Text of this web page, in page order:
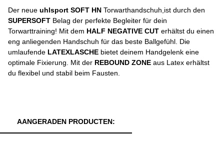
Der neue uhlsport SOFT HN Torwarthandschuh,ist durch den
SUPERSOFT Belag der perfekte Begleiter für dein
Torwarttraining! Mit dem HALF NEGATIVE CUT erhältst du einen
eng anliegenden Handschuh für das beste Ballgefühl. Die
umlaufende LATEXLASCHE bietet deinem Handgelenk eine
optimale Fixierung. Mit der REBOUND ZONE aus Latex erhältst
du flexibel und stabil beim Fausten.
AANGERADEN PRODUCTEN: